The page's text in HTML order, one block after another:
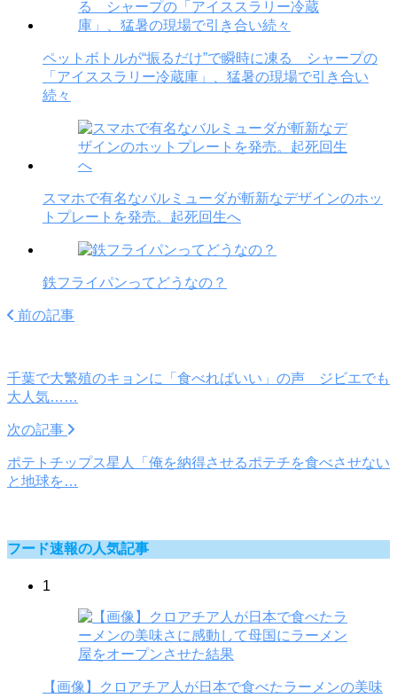
ペットボトルが“振るだけ”で瞬時に凍る シャープの
「アイススラリー冷蔵庫」、猛暑の現場で引き合い
続々
スマホで有名なバルミューダが斬新なデザインのホッ
トプレートを発売。起死回生へ
鉄フライパンってどうなの？
前の記事
千葉で大繁殖のキョンに「食べればいい」の声 ジビエでも
大人気……
次の記事
ポテトチップス星人「俺を納得させるポテチを食べさせない
と地球を…
フード速報の人気記事
1
【画像】クロアチア人が日本で食べたラーメンの美味